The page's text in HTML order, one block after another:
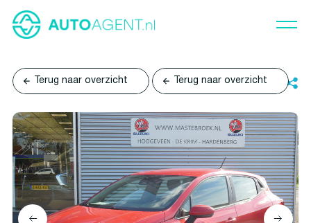
Terug naar overzicht Terug naar overzicht